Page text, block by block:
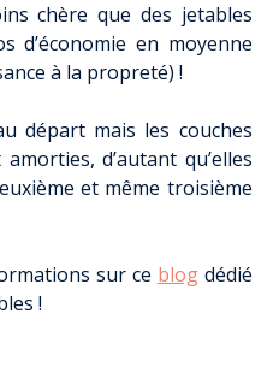
chère que des jetables
d’économie en moyenne
à la propreté) !
départ mais les couches
d’autant qu’elles
et même troisième
sur ce blogdédié
!